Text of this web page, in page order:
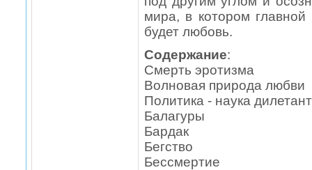
мира, в котором
будет любовь.
Содержание:
Смерть эротизма
Волновая природа любви
Политика - наука
Балагуры
Бардак
Бегство
Бессмертие